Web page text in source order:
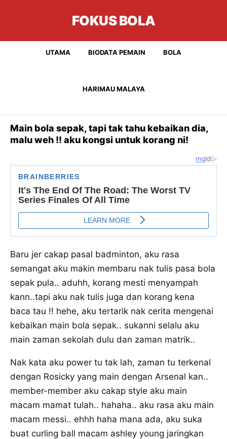
FOKUS BOLA
UTAMA BIODATA PEMAIN BOLA
HARIMAU MALAYA
Main bola sepak, tapi tak tahu kebaikan dia,
malu weh !! aku kongsi untuk korang ni!
Baru jer cakap pasal badminton, aku rasa
semangat aku makin membaru nak tulis pasa bola
sepak pula.. aduhh, korang mesti menyampah
kann..tapi aku nak tulis juga dan korang kena
baca tau !! hehe, aku tertarik nak cerita mengenai
kebaikan main bola sepak.. sukanni selalu aku
main zaman sekolah dulu dan zaman matrik..
Nak kata aku power tu tak lah, zaman tu terkenal
dengan Rosicky yang main dengan Arsenal kan..
member-member aku cakap style aku main
macam mamat tulah.. hahaha.. aku rasa aku main
macam messi.. ehhh haha mana ada, aku suka
buat curling ball macam ashley young jaringkan